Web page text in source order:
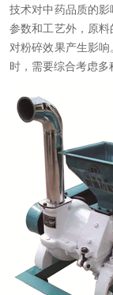
技术对中药品质的
参数和工艺外，原
对粉碎效果产生影
时，需要综合考虑多